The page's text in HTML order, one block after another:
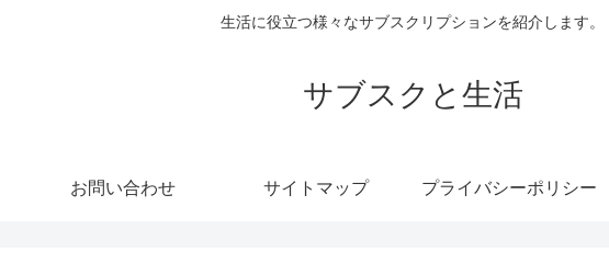
生活に役立つ様々なサブスクリプションを紹介します。
サブスクと生活
お問い合わせ サイトマップ プライバシーポリシー